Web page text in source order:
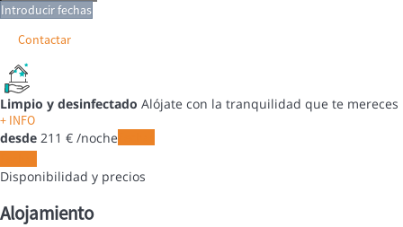
Introducir fechas
Contactar
Limpio y desinfectado Alójate con la tranquilidad que te mereces
+ INFO
desde 211 € /noche
Disponibilidad y precios
Alojamiento